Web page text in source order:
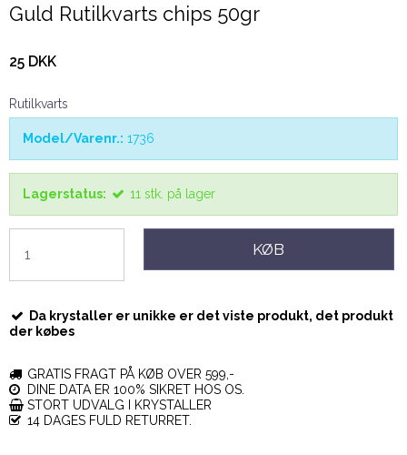
Guld Rutilkvarts chips 50gr
25 DKK
Rutilkvarts
Model/Varenr.: 1736
Lagerstatus: 11 stk. på lager
KØB
Da krystaller er unikke er det viste produkt, det produkt
der købes
GRATIS FRAGT PÅ KØB OVER 599,-
DINE DATA ER 100% SIKRET HOS OS.
STORT UDVALG I KRYSTALLER
14 DAGES FULD RETURRET.